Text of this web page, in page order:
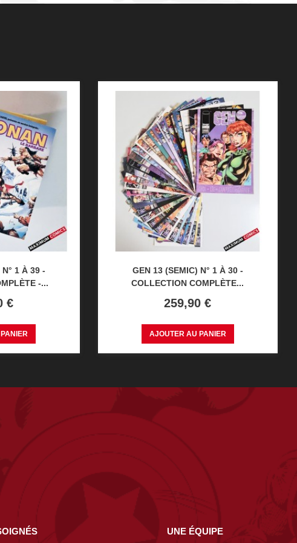
1 À 39 -
-...
€
GEN 13 (SEMIC) N° 1 À 30 -
COLLECTION COMPLÈTE...
Prix
259,90 €
AJOUTER AU PANIER
UNE ÉQUIPE